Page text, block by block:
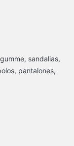
sandalias,
pantalones,